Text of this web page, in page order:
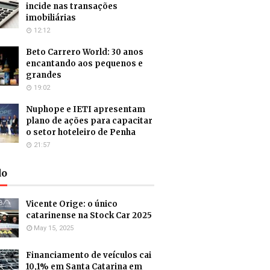
incide nas transações
imobiliárias
12:12
Beto Carrero World: 30 anos
encantando aos pequenos e
grandes
19:02
Nuphope e IETI apresentam
plano de ações para capacitar
o setor hoteleiro de Penha
21:57
Vicente Orige: o único
catarinense na Stock Car 2025
May 15, 2025
Financiamento de veículos cai
10,1% em Santa Catarina em